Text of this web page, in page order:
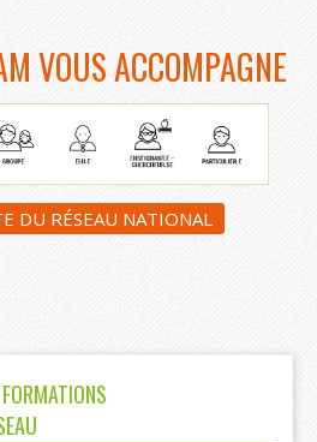
VOUS ACCOMPAGNE
DU RÉSEAU NATIONAL